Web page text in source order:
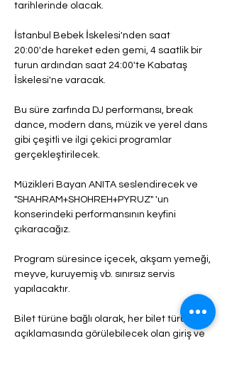
tarihlerinde olacak.
İstanbul Bebek İskelesi'nden saat
20:00'de hareket eden gemi, 4 saatlik bir
turun ardından saat 24:00'te Kabataş
İskelesi'ne varacak.
Bu süre zarfında DJ performansı, break
dance, modern dans, müzik ve yerel dans
gibi çeşitli ve ilgi çekici programlar
gerçekleştirilecek.
Müzikleri Bayan ANITA seslendirecek ve
"SHAHRAM+SHOHREH+PYRUZ" 'un
konserindeki performansının keyfini
çıkaracağız.
Program süresince içecek, akşam yemeği,
meyve, kuruyemiş vb. sınırsız servis
yapılacaktır.
Bilet türüne bağlı olarak, her bilet türünün
açıklamasında görülebilecek olan giriş ve